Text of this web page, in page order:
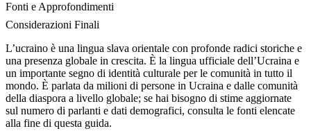
Fonti e Approfondimenti
Considerazioni Finali
L’ucraino è una lingua slava orientale con profonde radici storiche e
una presenza globale in crescita. È la lingua ufficiale dell’Ucraina e
un importante segno di identità culturale per le comunità in tutto il
mondo. È parlata da milioni di persone in Ucraina e dalle comunità
della diaspora a livello globale; se hai bisogno di stime aggiornate
sul numero di parlanti e dati demografici, consulta le fonti elencate
alla fine di questa guida.